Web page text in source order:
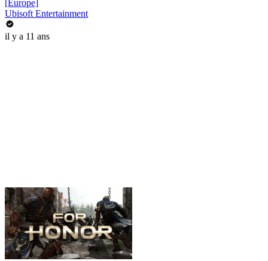
[Europe]
Ubisoft Entertainment
il y a 11 ans